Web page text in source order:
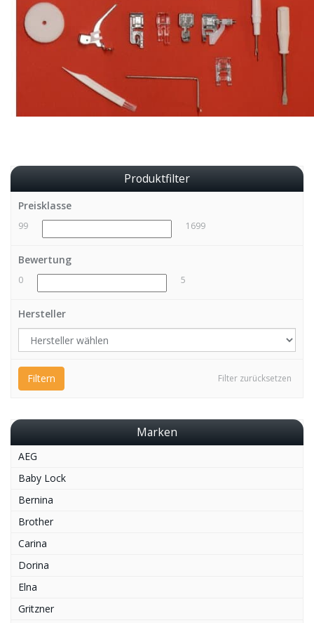
Produktfilter
Preisklasse
99 1699
Bewertung
0 5
Hersteller
Filter zurücksetzen
Filtern
Marken
AEG
Baby Lock
Bernina
Brother
Carina
Dorina
Elna
Gritzner